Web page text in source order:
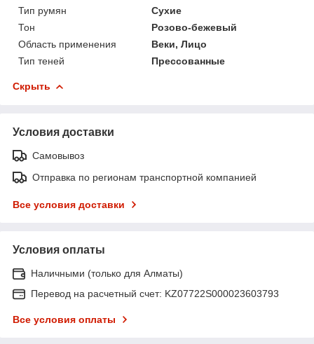
Тип румян
Сухие
Тон
Розово-бежевый
Область применения
Веки, Лицо
Тип теней
Прессованные
Скрыть
Условия доставки
Самовывоз
Отправка по регионам транспортной компанией
Все условия доставки
Условия оплаты
Наличными (только для Алматы)
Перевод на расчетный счет: KZ07722S000023603793
Все условия оплаты